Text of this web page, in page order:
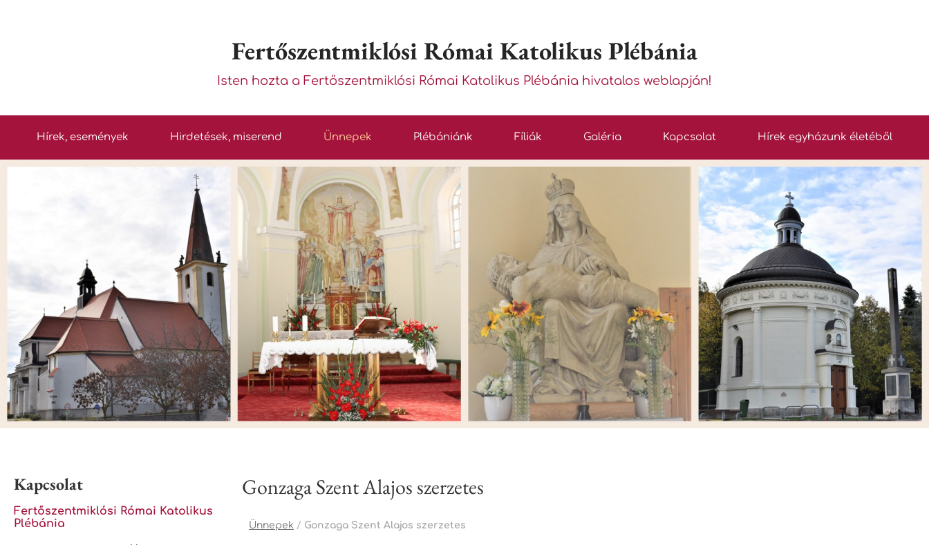
Fertőszentmiklósi Római Katolikus Plébánia
Isten hozta a Fertőszentmiklósi Római Katolikus Plébánia hivatalos weblapján!
Hírek, események Hirdetések, miserend Ünnepek Plébániánk Fíliák Galéria Kapcsolat Hírek egyházunk életéből
Kapcsolat
Fertőszentmiklósi Római Katolikus
Plébánia
Gonzaga Szent Alajos szerzetes
Ünnepek / Gonzaga Szent Alajos szerzetes